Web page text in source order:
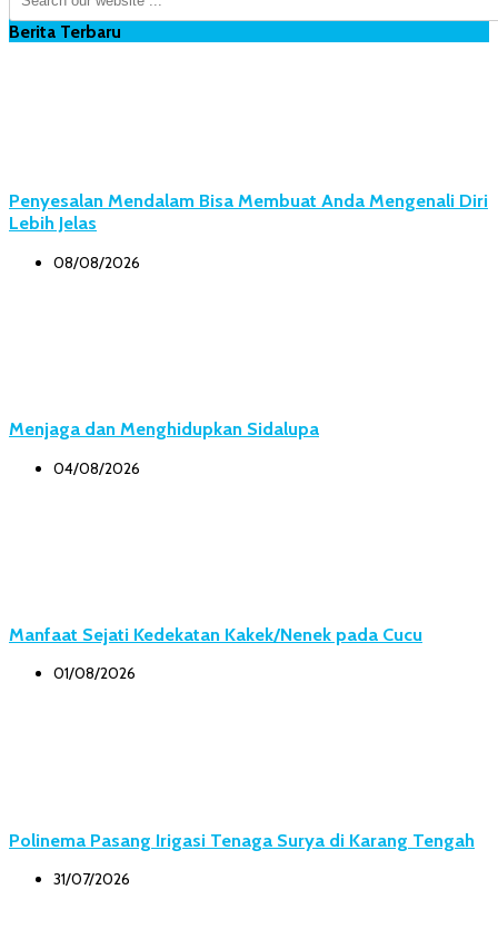
Berita Terbaru
Penyesalan Mendalam Bisa Membuat Anda Mengenali Diri
Lebih Jelas
08/08/2026
Menjaga dan Menghidupkan Sidalupa
04/08/2026
Manfaat Sejati Kedekatan Kakek/Nenek pada Cucu
01/08/2026
Polinema Pasang Irigasi Tenaga Surya di Karang Tengah
31/07/2026